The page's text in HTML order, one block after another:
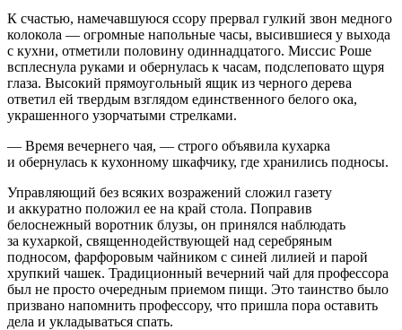
К счастью, намечавшуюся ссору прервал гулкий звон медного
колокола — огромные напольные часы, высившиеся у выхода
с кухни, отметили половину одиннадцатого. Миссис Роше
всплеснула руками и обернулась к часам, подслеповато щуря
глаза. Высокий прямоугольный ящик из черного дерева
ответил ей твердым взглядом единственного белого ока,
украшенного узорчатыми стрелками.
— Время вечернего чая, — строго объявила кухарка
и обернулась к кухонному шкафчику, где хранились подносы.
Управляющий без всяких возражений сложил газету
и аккуратно положил ее на край стола. Поправив
белоснежный воротник блузы, он принялся наблюдать
за кухаркой, священнодействующей над серебряным
подносом, фарфоровым чайником с синей лилией и парой
хрупкий чашек. Традиционный вечерний чай для профессора
был не просто очередным приемом пищи. Это таинство было
призвано напомнить профессору, что пришла пора оставить
дела и укладываться спать.